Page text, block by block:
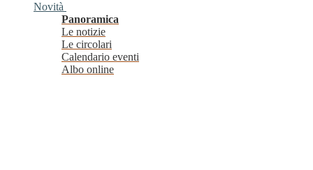
Novità
Panoramica
Le notizie
Le circolari
Calendario eventi
Albo online